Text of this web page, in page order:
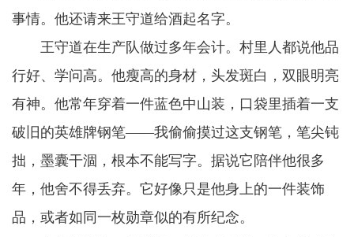
事情。他还请来王守道给酒起名字。
王守道在生产队做过多年会计。村里人都说他品
行好、学问高。他瘦高的身材，头发斑白，双眼明亮
有神。他常年穿着一件蓝色中山装，口袋里插着一支
破旧的英雄牌钢笔——我偷偷摸过这支钢笔，笔尖钝
拙，墨囊干涸，根本不能写字。据说它陪伴他很多
年，他舍不得丢弃。它好像只是他身上的一件装饰
品，或者如同一枚勋章似的有所纪念。